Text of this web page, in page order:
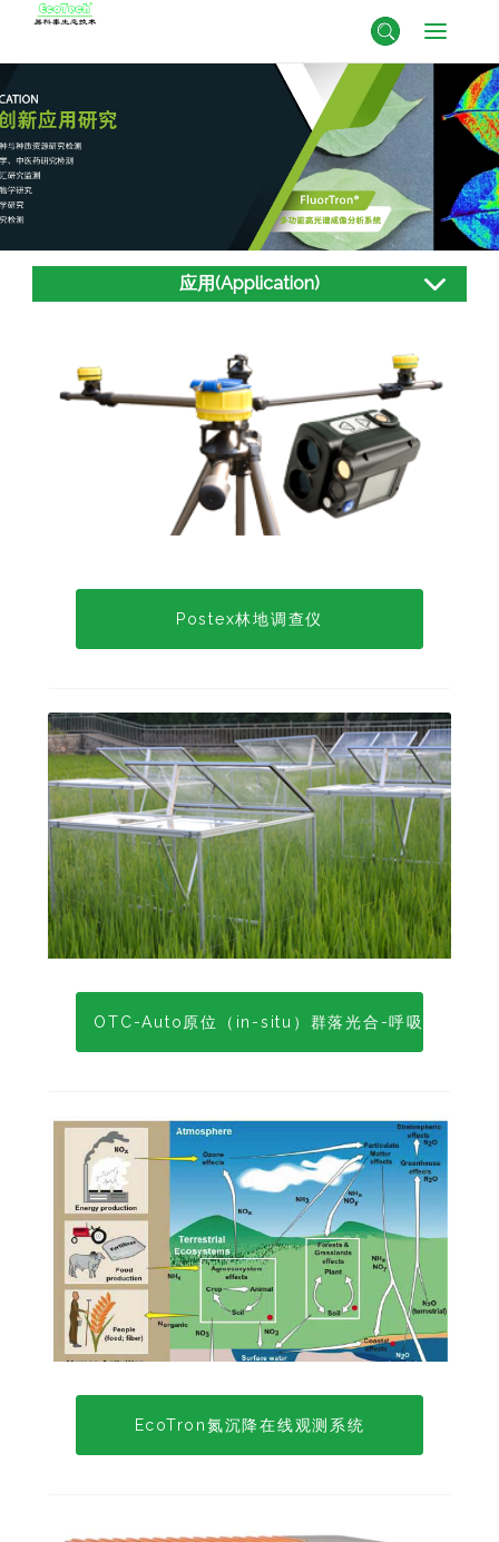
应用(Application)
Postex林地调查仪
OTC-Auto原位（in-situ）群落光合-呼吸监测系统
EcoTron氮沉降在线观测系统